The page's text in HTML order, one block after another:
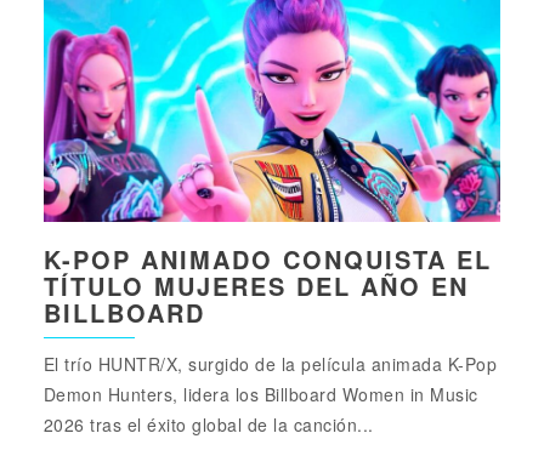
K-POP ANIMADO CONQUISTA EL
TÍTULO MUJERES DEL AÑO EN
BILLBOARD
El trío HUNTR/X, surgido de la película animada K-Pop
Demon Hunters, lidera los Billboard Women in Music
2026 tras el éxito global de la canción...